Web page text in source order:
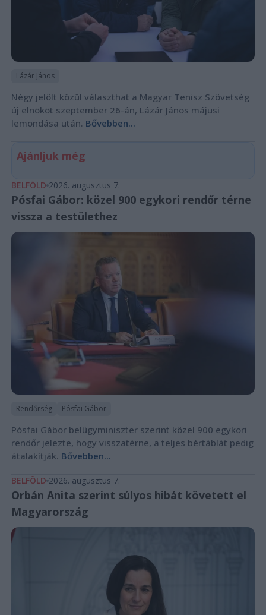
Lázár János
Négy jelölt közül választhat a Magyar Tenisz Szövetség
új elnököt szeptember 26-án, Lázár János májusi
lemondása után. Bővebben...
Ajánljuk még
BELFÖLD 2026. augusztus 7.
Pósfai Gábor: közel 900 egykori rendőr térne
vissza a testülethez
Rendőrség Pósfai Gábor
Pósfai Gábor belügyminiszter szerint közel 900 egykori
rendőr jelezte, hogy visszatérne, a teljes bértáblát pedig
átalakítják. Bővebben...
BELFÖLD 2026. augusztus 7.
Orbán Anita szerint súlyos hibát követett el
Magyarország